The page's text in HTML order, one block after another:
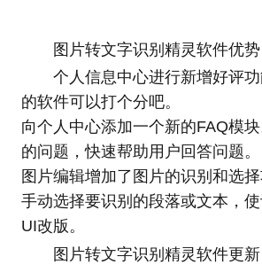
图片转文字识别精灵软件优势
个人信息中心进行新增好评
的软件可以打个分吧。
向个人中心添加一个新的FAQ模
的问题，快速帮助用户回答问题。
图片编辑增加了图片的识别和选
手动选择要识别的段落或文本，
UI改版。
图片转文字识别精灵软件更新